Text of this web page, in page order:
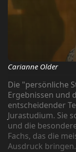
Carianne Older
Die "persönliche
Ergebnissen und
entscheidender
Jurastudium. Sie
und die
Fachs, das die
Ausdruck bringen.